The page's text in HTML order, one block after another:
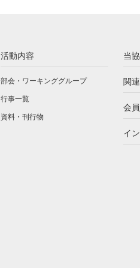
活動内容
部会・ワーキンググループ
行事一覧
資料・刊行物
当
関
会
イ